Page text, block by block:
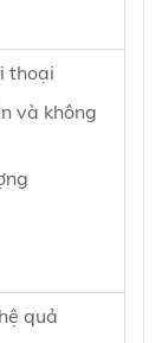
thoại
và không
quả